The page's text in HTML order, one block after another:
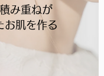
み重ねが
お肌を作る